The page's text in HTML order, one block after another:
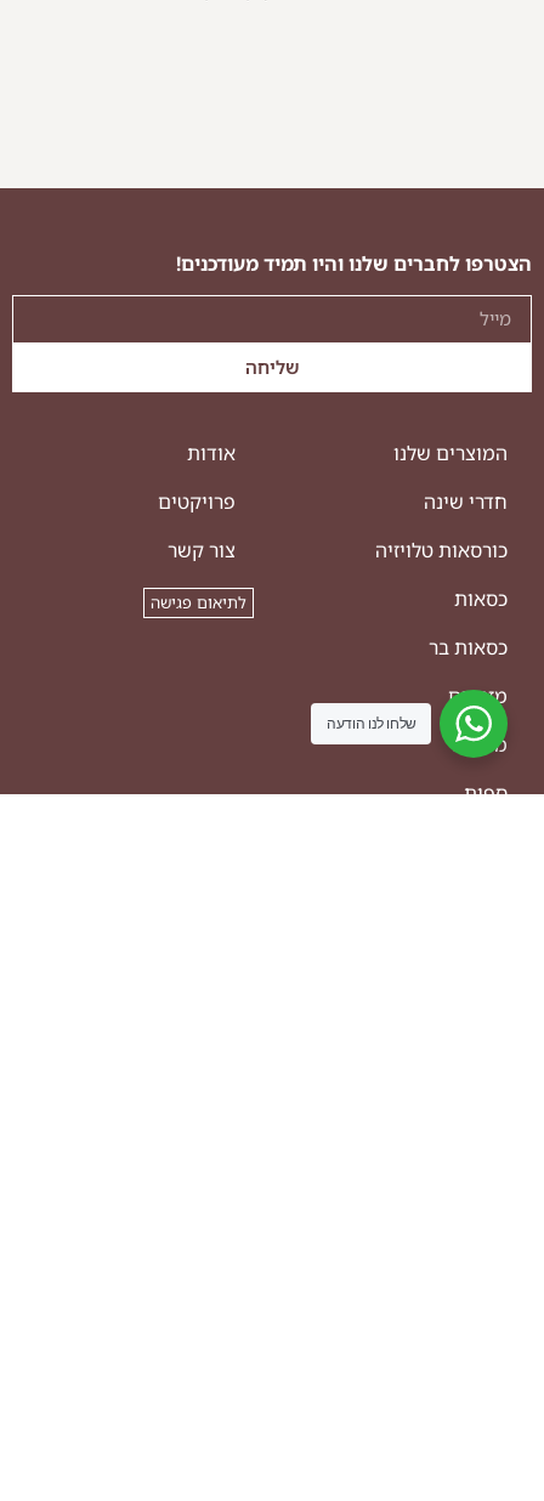
ספת פורטו
אודות
פרויקטים
צור קשר
לתיאום פגישה
המוצרים שלנו
חדרי שינה
כורסאות טלויזיה
כסאות
כסאות בר
מזנונים
מזרנים
ספות
הצטרפו לחברים שלנו והיו תמיד מעודכנים!
שליחה
שלחו לנו הודעה